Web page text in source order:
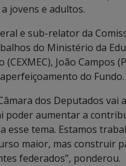
jovens e adultos.
e sub-relator da
do Ministério da
João Campos
do Fundo.
dos Deputados
poder aumentar a
esse tema. Estamos
maior, mas construir
federados”, ponderou.